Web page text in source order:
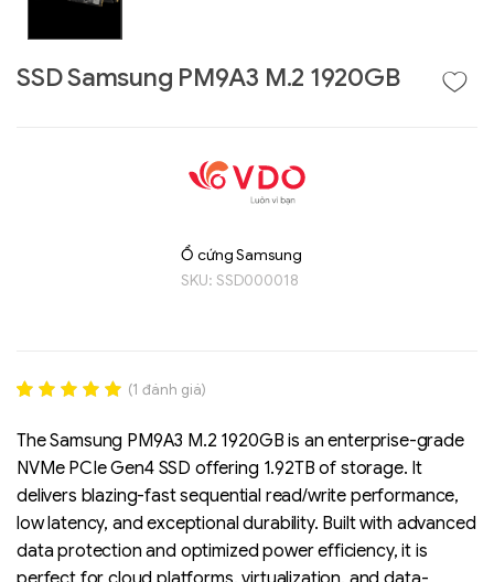
SSD Samsung PM9A3 M.2 1920GB
Ổ cứng Samsung
SKU: SSD000018
out of 5
based on
đánh giá
(1 đánh giá)
The Samsung PM9A3 M.2 1920GB is an enterprise-grade
NVMe PCIe Gen4 SSD offering 1.92TB of storage. It
delivers blazing-fast sequential read/write performance,
low latency, and exceptional durability. Built with advanced
data protection and optimized power efficiency, it is
Liên hệ
SK hynix - DRAM
G493-SB4 (rev.